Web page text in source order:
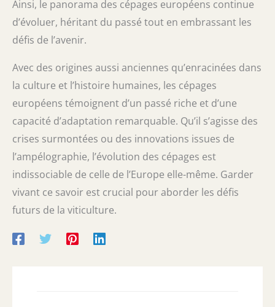
Ainsi, le panorama des cépages européens continue
d’évoluer, héritant du passé tout en embrassant les
défis de l’avenir.
Avec des origines aussi anciennes qu’enracinées dans
la culture et l’histoire humaines, les cépages
européens témoignent d’un passé riche et d’une
capacité d’adaptation remarquable. Qu’il s’agisse des
crises surmontées ou des innovations issues de
l’ampélographie, l’évolution des cépages est
indissociable de celle de l’Europe elle-même. Garder
vivant ce savoir est crucial pour aborder les défis
futurs de la viticulture.